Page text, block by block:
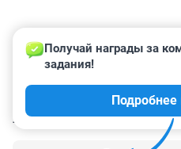
КОММЕНТАРИИ 19
Получай награды за
задания!